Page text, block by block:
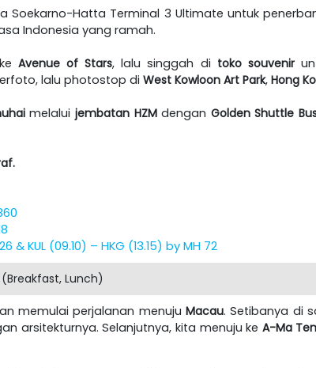
Soekarno-Hatta Terminal 3 Ultimate untuk
Indonesia yang ramah.
keAvenue of Stars, lalu singgah di toko souvenir
lalu photostop di West Kowloon Art Park, Hong
melaluijembatan HZMdengan Golden Shuttle
& KUL (09.10) – HKG (13.15) by MH 72
(Breakfast, Lunch)
memulai perjalanan menuju Macau. Setibanya di
arsitekturnya. Selanjutnya, kita menuju ke A-Ma